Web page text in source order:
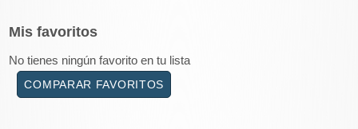
Mis favoritos
No tienes ningún favorito en tu lista
COMPARAR FAVORITOS